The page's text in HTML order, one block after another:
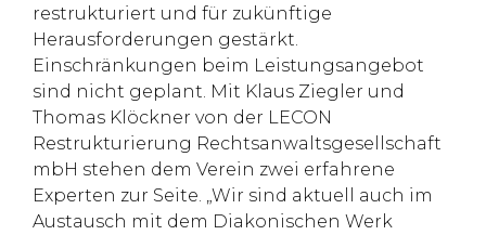
restrukturiert und für zukünftige
Herausforderungen gestärkt.
Einschränkungen beim Leistungsangebot
sind nicht geplant. Mit Klaus Ziegler und
Thomas Klöckner von der LECON
Restrukturierung Rechtsanwaltsgesellschaft
mbH stehen dem Verein zwei erfahrene
Experten zur Seite. „Wir sind aktuell auch im
Austausch mit dem Diakonischen Werk